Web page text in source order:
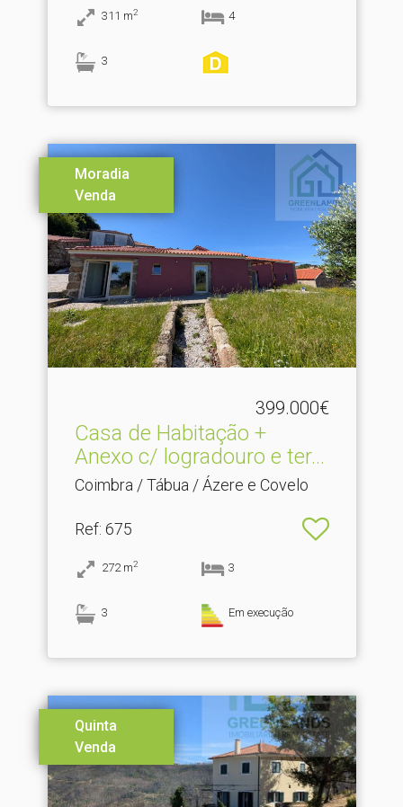
311 m2 4
3
Moradia
Venda
399.000€
Casa de Habitação +
Anexo c/ logradouro e ter.​..
Coimbra / Tábua / Ázere e Covelo
Ref: 675
272 m2 3
3 Em execução
Quinta
Venda